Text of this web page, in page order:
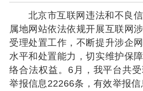
北京市互联网违法和不良
属地网站依法依规开展互联网
受理处置工作，不断提升涉企
水平和处置能力，切实维护保
络合法权益。6月，我平台共
举报信息22266条，有效举报